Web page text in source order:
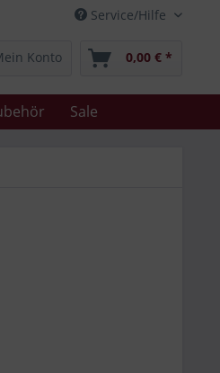
Service/Hilfe
Konto 0,00 € *
Sale